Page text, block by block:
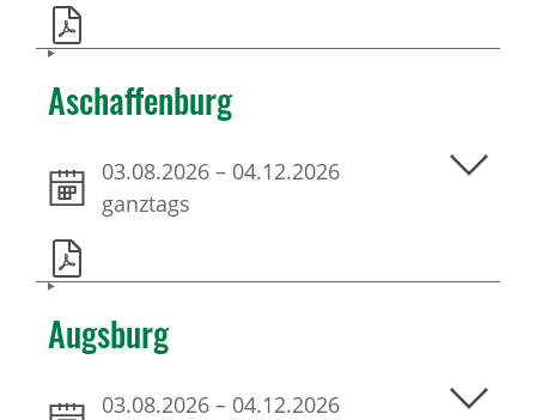
Aschaffenburg
03.08.2026 – 04.12.2026
ganztags
Augsburg
03.08.2026 – 04.12.2026